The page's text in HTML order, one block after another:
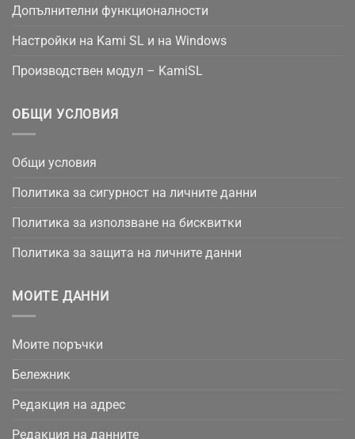
Допълнителни функционалности
Настройки на Kami SL и на Windows
Производствен модул – KamiSL
ОБЩИ УСЛОВИЯ
Общи условия
Политика за сигурност на личните данни
Политика за използване на бисквитки
Политика за защита на личните данни
МОИТЕ ДАННИ
Моите поръчки
Бележник
Редакция на адрес
Редакция на данните